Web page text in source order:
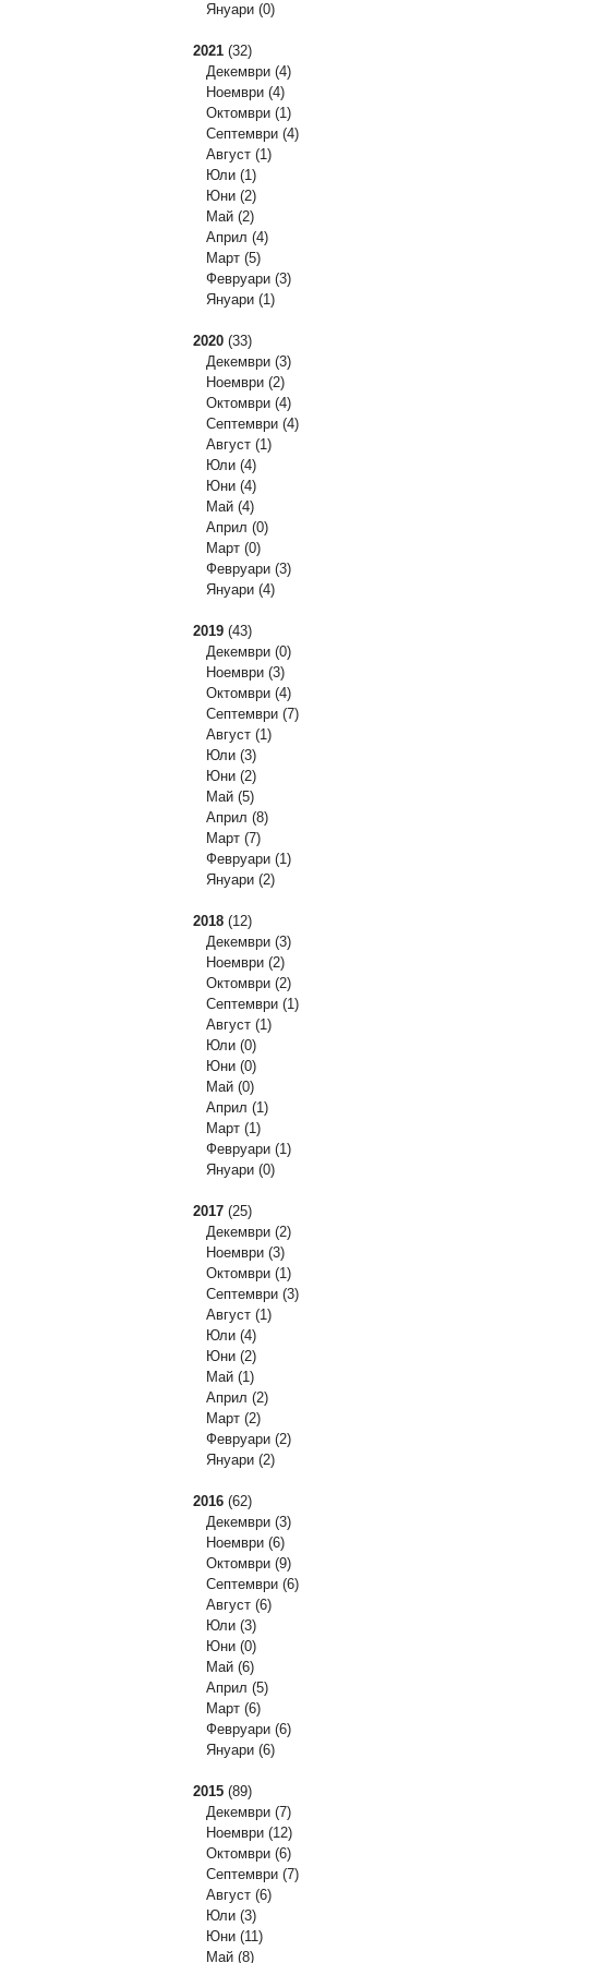
Януари (0)
2021 (32)
Декември (4)
Ноември (4)
Октомври (1)
Септември (4)
Август (1)
Юли (1)
Юни (2)
Май (2)
Април (4)
Март (5)
Февруари (3)
Януари (1)
2020 (33)
Декември (3)
Ноември (2)
Октомври (4)
Септември (4)
Август (1)
Юли (4)
Юни (4)
Май (4)
Април (0)
Март (0)
Февруари (3)
Януари (4)
2019 (43)
Декември (0)
Ноември (3)
Октомври (4)
Септември (7)
Август (1)
Юли (3)
Юни (2)
Май (5)
Април (8)
Март (7)
Февруари (1)
Януари (2)
2018 (12)
Декември (3)
Ноември (2)
Октомври (2)
Септември (1)
Август (1)
Юли (0)
Юни (0)
Май (0)
Април (1)
Март (1)
Февруари (1)
Януари (0)
2017 (25)
Декември (2)
Ноември (3)
Октомври (1)
Септември (3)
Август (1)
Юли (4)
Юни (2)
Май (1)
Април (2)
Март (2)
Февруари (2)
Януари (2)
2016 (62)
Декември (3)
Ноември (6)
Октомври (9)
Септември (6)
Август (6)
Юли (3)
Юни (0)
Май (6)
Април (5)
Март (6)
Февруари (6)
Януари (6)
2015 (89)
Декември (7)
Ноември (12)
Октомври (6)
Септември (7)
Август (6)
Юли (3)
Юни (11)
Май (8)